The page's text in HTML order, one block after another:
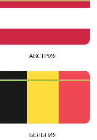
АВСТРИЯ
БЕЛЬГИЯ